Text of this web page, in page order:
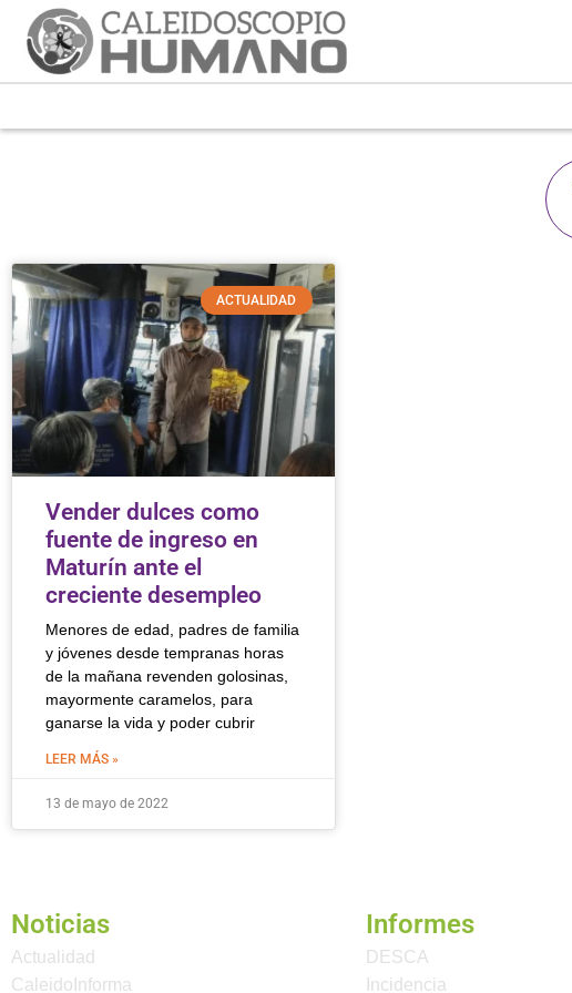
ACTUALIDAD
Vender dulces como
fuente de ingreso en
Maturín ante el
creciente desempleo
Menores de edad, padres de familia
y jóvenes desde tempranas horas
de la mañana revenden golosinas,
mayormente caramelos, para
ganarse la vida y poder cubrir
LEER MÁS »
13 de mayo de 2022
Noticias
Actualidad
CaleidoInforma
Informes
DESCA
Incidencia